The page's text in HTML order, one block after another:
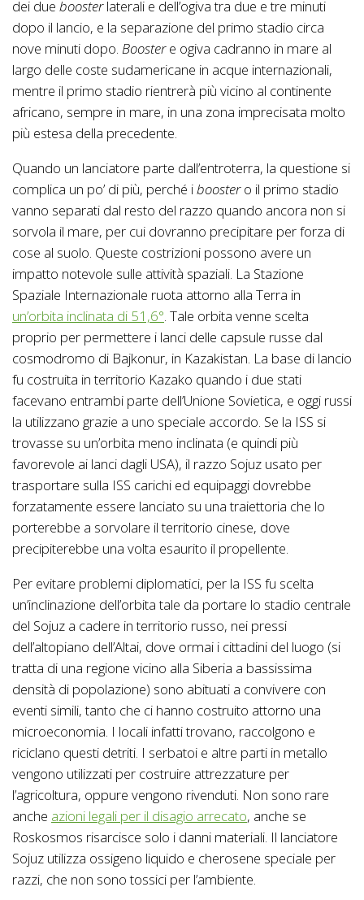
dei due boosterlaterali e dell’ogiva tra due e tre minuti
dopo il lancio, e la separazione del primo stadio circa
nove minuti dopo. Boostere ogiva cadranno in mare al
largo delle coste sudamericane in acque internazionali,
mentre il primo stadio rientrerà più vicino al continente
africano, sempre in mare, in una zona imprecisata molto
più estesa della precedente.
Quando un lanciatore parte dall’entroterra, la questione si
complica un po’ di più, perché iboostero il primo stadio
vanno separati dal resto del razzo quando ancora non si
sorvola il mare, per cui dovranno precipitare per forza di
cose al suolo. Queste costrizioni possono avere un
impatto notevole sulle attività spaziali. La Stazione
Spaziale Internazionale ruota attorno alla Terra in
un’orbita inclinata di 51,6°. Tale orbita venne scelta
proprio per permettere i lanci delle capsule russe dal
cosmodromo di Bajkonur, in Kazakistan. La base di lancio
fu costruita in territorio Kazako quando i due stati
facevano entrambi parte dell’Unione Sovietica, e oggi russi
la utilizzano grazie a uno speciale accordo. Se la ISS si
trovasse su un’orbita meno inclinata (e quindi più
favorevole ai lanci dagli USA), il razzo Sojuz usato per
trasportare sulla ISS carichi ed equipaggi dovrebbe
forzatamente essere lanciato su una traiettoria che lo
porterebbe a sorvolare il territorio cinese, dove
precipiterebbe una volta esaurito il propellente.
Per evitare problemi diplomatici, per la ISS fu scelta
un’inclinazione dell’orbita tale da portare lo stadio centrale
del Sojuz a cadere in territorio russo, nei pressi
dell’altopiano dell’Altai, dove ormai i cittadini del luogo (si
tratta di una regione vicino alla Siberia a bassissima
densità di popolazione) sono abituati a convivere con
eventi simili, tanto che ci hanno costruito attorno una
microeconomia. I locali infatti trovano, raccolgono e
riciclano questi detriti. I serbatoi e altre parti in metallo
vengono utilizzati per costruire attrezzature per
l’agricoltura, oppure vengono rivenduti. Non sono rare
anche azioni legali per il disagio arrecato, anche se
Roskosmos risarcisce solo i danni materiali. Il lanciatore
Sojuz utilizza ossigeno liquido e cherosene speciale per
razzi, che non sono tossici per l’ambiente.